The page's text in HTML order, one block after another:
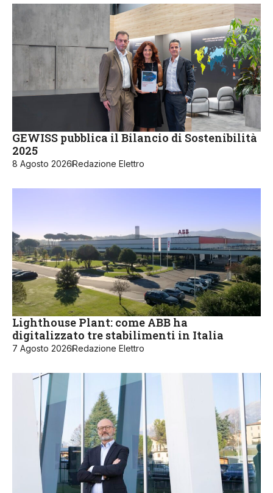
GEWISS pubblica il Bilancio di Sostenibilità
2025
8 Agosto 2026Redazione Elettro
Lighthouse Plant: come ABB ha
digitalizzato tre stabilimenti in Italia
7 Agosto 2026Redazione Elettro